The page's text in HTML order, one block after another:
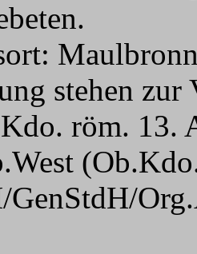
stehen zur
röm. 13.
GenStdH/